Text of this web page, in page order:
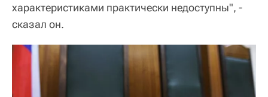
характеристиками практически недоступны", -
сказал он.